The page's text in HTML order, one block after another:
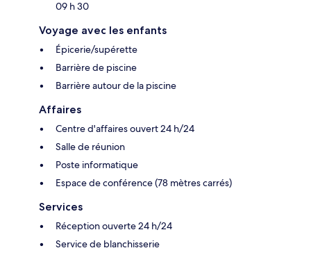
09 h 30
Voyage avec les enfants
Épicerie/supérette
Barrière de piscine
Barrière autour de la piscine
Affaires
Centre d'affaires ouvert 24 h/24
Salle de réunion
Poste informatique
Espace de conférence (78 mètres carrés)
Services
Réception ouverte 24 h/24
Service de blanchisserie